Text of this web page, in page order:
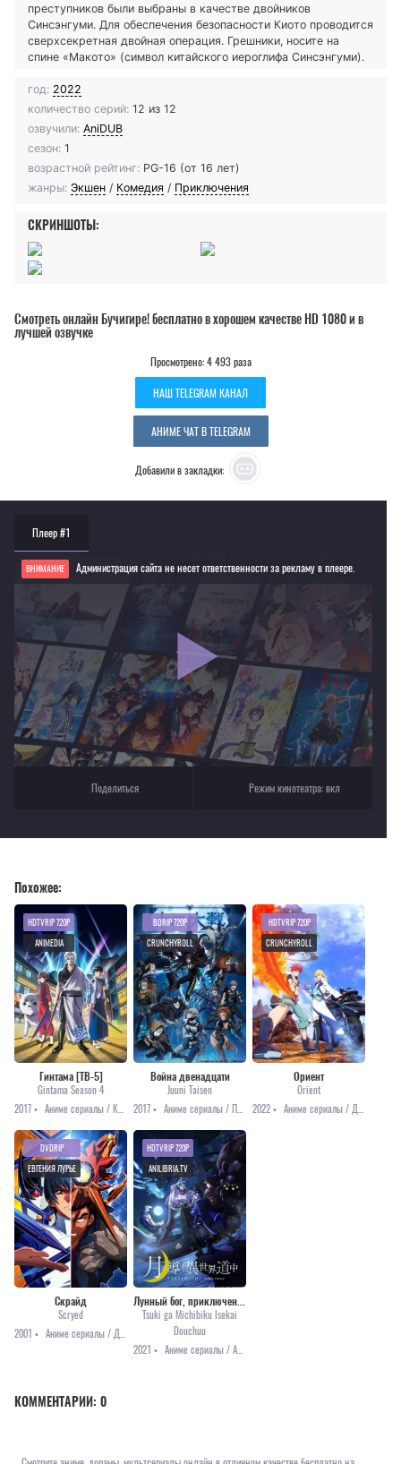
преступников были выбраны в качестве двойников
Синсэнгуми. Для обеспечения безопасности Киото проводится
сверхсекретная двойная операция. Грешники, носите на
спине «Макото» (символ китайского иероглифа Синсэнгуми).
год: 2022
количество серий: 12 из 12
озвучили: AniDUB
сезон: 1
возрастной рейтинг: PG-16 (от 16 лет)
жанры: Экшен / Комедия / Приключения
СКРИНШОТЫ:
Смотреть онлайн Бучигире! бесплатно в хорошем качестве HD 1080 и в
лучшей озвучке
Просмотрено: 4 493 раза
НАШ TELEGRAM КАНАЛ
АНИМЕ ЧАТ В TELEGRAM
Добавили в закладки:
Плеер #1
ВНИМАНИЕ Администрация сайта не несет ответственности за рекламу в плеере.
Если видео не работает, обновите страницу или выберите другой плеер!
Для просмотра некоторых аниме необходимо установить VPN
Текущее воспроизведение：Бучигире!
Поделиться Режим кинотеатра:вкл
Похожее:
Гинтама [ТВ-5]
Gintama Season 4
2017 •
HDTVRIP 720P
ANIMEDIA
Война двенадцати
Juuni Taisen
2017 •
BDRIP 720P
CRUNCHYROLL
Ориент
Orient
2022 •
HDTVRIP 720P
CRUNCHYROLL
Скрайд
Scryed
2001 •
Аниме сериалы / Драма / Приключения / Фантастика
DVDRIP
ЕВГЕНИЯ ЛУРЬЕ
Лунный бог, приключение и другой мир
Tsuki ga Michibiku Isekai
Douchuu
2021 •
Аниме сериалы / Аниме 2021 / Комедия / Приключения / Фэнтези
HDTVRIP 720P
ANILIBRIA.TV
КОММЕНТАРИИ: 0